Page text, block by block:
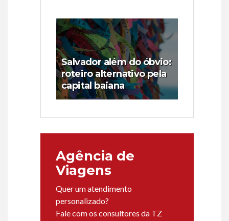
Salvador além do óbvio:
roteiro alternativo pela
capital baiana
Agência de
Viagens
Quer um atendimento
personalizado?
Fale com os consultores da TZ